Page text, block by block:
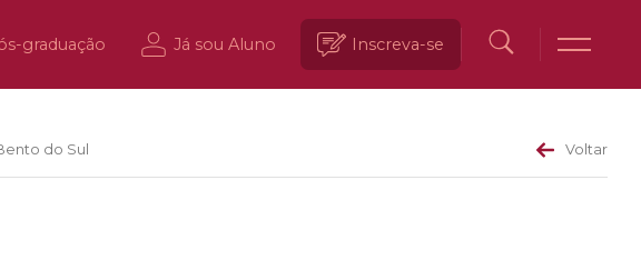
graduação Já sou Aluno Inscreva-se
do Sul Voltar